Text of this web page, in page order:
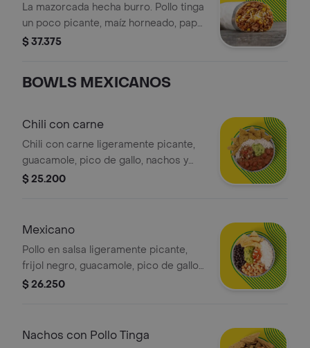
La mazorcada hecha burro. Pollo tinga
un poco picante, maíz horneado, papa
fosforito, queso mozzarella y salsa
bebida tiene un costo adicional.
$ 37.375
BOWLS MEXICANOS
Chili con carne
Chili con carne ligeramente picante,
guacamole, pico de gallo, nachos y
arroz blanco. *La bebida tiene un
$ 25.200
Mexicano
Pollo en salsa ligeramente picante,
frijol negro, guacamole, pico de gallo,
nachos y arroz blanco. *La bebida
$ 26.250
Nachos con Pollo Tinga